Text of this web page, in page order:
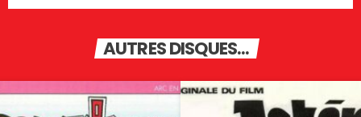
AUTRES DISQUES...